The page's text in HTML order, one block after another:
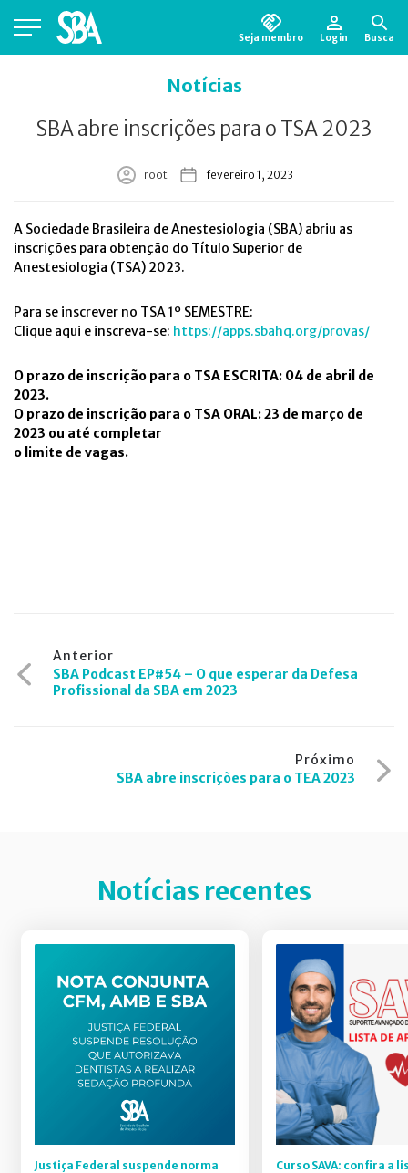
Seja membro Login Busca
Notícias
SBA abre inscrições para o TSA 2023
root fevereiro 1, 2023
A Sociedade Brasileira de Anestesiologia (SBA) abriu as
inscrições para obtenção do Título Superior de
Anestesiologia (TSA) 2023.
Para se inscrever no TSA 1º SEMESTRE:
Clique aqui e inscreva-se: https://apps.sbahq.org/provas/
O prazo de inscrição para o TSA ESCRITA: 04 de abril de
2023.
O prazo de inscrição para o TSA ORAL: 23 de março de
2023 ou até completar
o limite de vagas.
Navegação
de
Anterior
SBA Podcast EP#54 – O que esperar da Defesa
Profissional da SBA em 2023
Próximo
SBA abre inscrições para o TEA 2023
Notícias recentes
Justiça Federal suspende norma
Curso SAVA: confira a